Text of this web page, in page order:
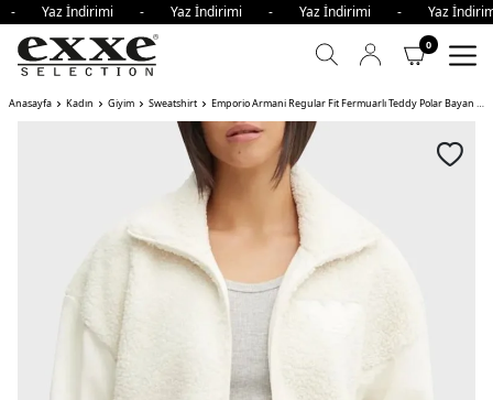
Yaz İndirimi - Yaz İndirimi - Yaz İndirimi - Yaz
0
Anasayfa Kadın Giyim Sweatshirt Emporio Armani Regular Fit Fermuarlı Teddy Polar Bayan Sweat